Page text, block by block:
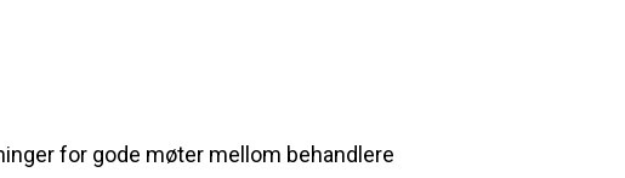
for gode møter mellom behandlere